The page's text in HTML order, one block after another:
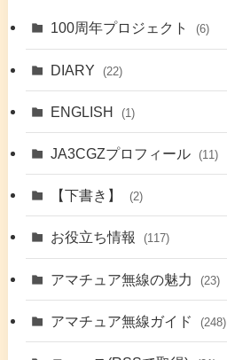
100周年プロジェクト (6)
DIARY (22)
ENGLISH (1)
JA3CGZプロフィール (11)
(7)
【下書き】 (2)
お役立ち情報 (117)
(48)
(9)
アマチュア無線の魅力 (23)
アマチュア無線ガイド (248)